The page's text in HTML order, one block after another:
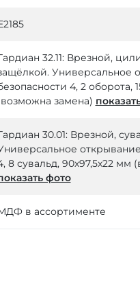
32.11: Врезной,
Универсальное
4, 2 оборота,
замена)
30.01: Врезной,
8 сувальд, 90х97,5х22 мм
фото
в ассортименте